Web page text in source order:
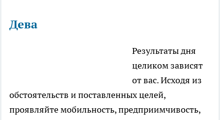
Дева
Результаты дня
целиком зависят
от вас. Исходя из
обстоятельств и поставленных целей,
проявляйте мобильность, предприимчивость,